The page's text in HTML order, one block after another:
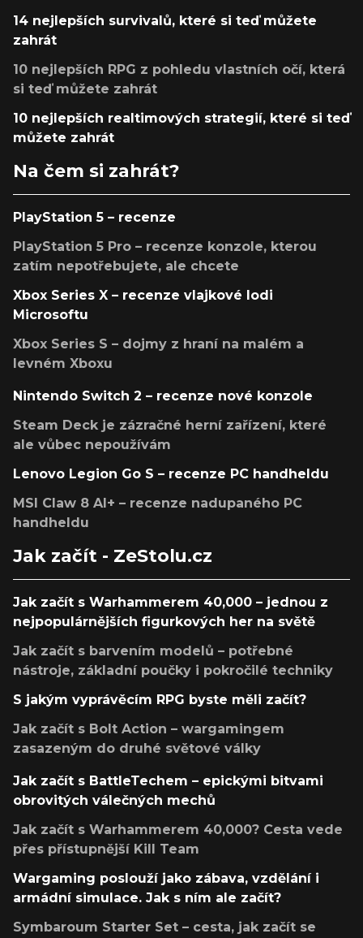
14 nejlepších survivalů, které si teď můžete
zahrát
10 nejlepších RPG z pohledu vlastních očí, která
si teď můžete zahrát
10 nejlepších realtimových strategií, které si teď
můžete zahrát
Na čem si zahrát?
PlayStation 5 – recenze
PlayStation 5 Pro – recenze konzole, kterou
zatím nepotřebujete, ale chcete
Xbox Series X – recenze vlajkové lodi
Microsoftu
Xbox Series S – dojmy z hraní na malém a
levném Xboxu
Nintendo Switch 2 – recenze nové konzole
Steam Deck je zázračné herní zařízení, které
ale vůbec nepoužívám
Lenovo Legion Go S – recenze PC handheldu
MSI Claw 8 AI+ – recenze nadupaného PC
handheldu
Jak začít - ZeStolu.cz
Jak začít s Warhammerem 40,000 – jednou z
nejpopulárnějších figurkových her na světě
Jak začít s barvením modelů – potřebné
nástroje, základní poučky i pokročilé techniky
S jakým vyprávěcím RPG byste měli začít?
Jak začít s Bolt Action – wargamingem
zasazeným do druhé světové války
Jak začít s BattleTechem – epickými bitvami
obrovitých válečných mechů
Jak začít s Warhammerem 40,000? Cesta vede
přes přístupnější Kill Team
Wargaming poslouží jako zábava, vzdělání i
armádní simulace. Jak s ním ale začít?
Symbaroum Starter Set – cesta, jak začít se